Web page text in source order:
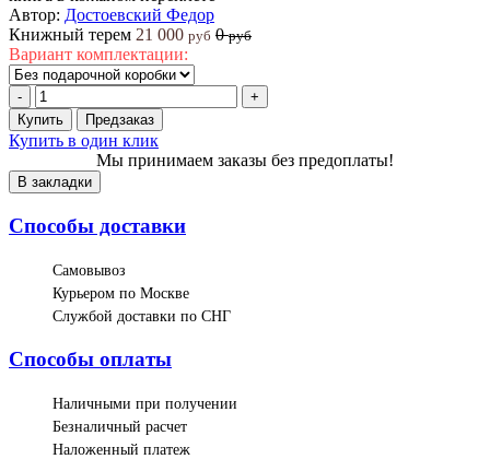
Автор: Достоевский Федор
Книжный терем 21 000 руб 0 руб
Вариант комплектации:
-
+
Купить
Предзаказ
Купить в один клик
Мы принимаем заказы без предоплаты!
В закладки
Способы доставки
Самовывоз
Курьером по Москве
Службой доставки по СНГ
Способы оплаты
Наличными при получении
Безналичный расчет
Наложенный платеж